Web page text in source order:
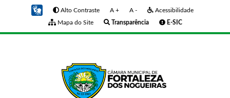
Alto Contraste A + A -
Acessibilidade
Mapa do Site
Transparência E-SIC